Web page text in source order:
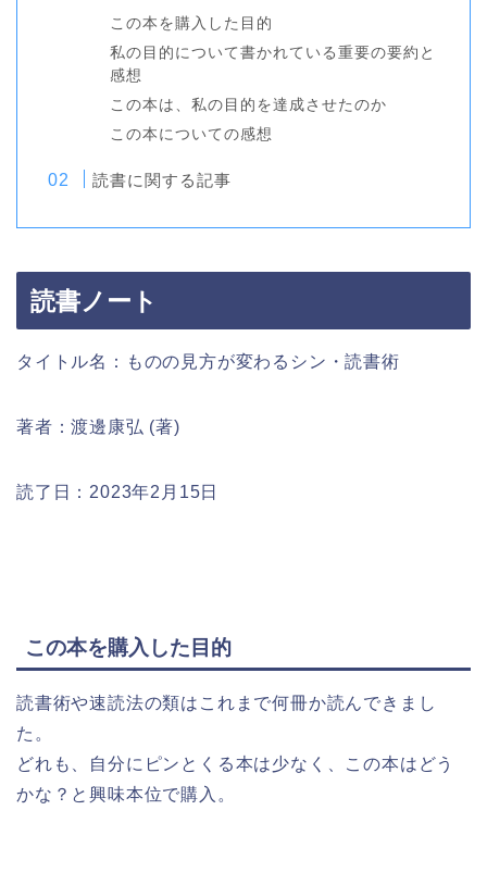
この本を購入した目的
私の目的について書かれている重要の要約と
感想
この本は、私の目的を達成させたのか
この本についての感想
読書に関する記事
読書ノート
タイトル名：ものの見方が変わるシン・読書術
著者：渡邊康弘 (著)
読了日：2023年2月15日
この本を購入した目的
読書術や速読法の類はこれまで何冊か読んできまし
た。
どれも、自分にピンとくる本は少なく、この本はどう
かな？と興味本位で購入。